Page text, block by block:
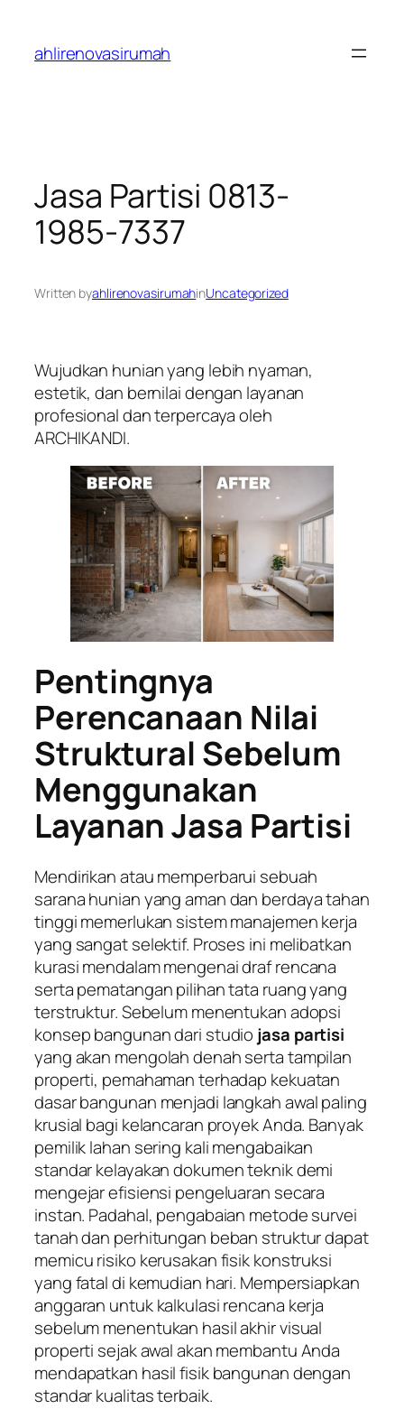
content
ahlirenovasirumah
Jasa Partisi 0813-
1985-7337
Written byahlirenovasirumahinUncategorized
Wujudkan hunian yang lebih nyaman,
estetik, dan bernilai dengan layanan
profesional dan terpercaya oleh
ARCHIKANDI.
Pentingnya
Perencanaan Nilai
Struktural Sebelum
Menggunakan
Layanan Jasa Partisi
Mendirikan atau memperbarui sebuah
sarana hunian yang aman dan berdaya tahan
tinggi memerlukan sistem manajemen kerja
yang sangat selektif. Proses ini melibatkan
kurasi mendalam mengenai draf rencana
serta pematangan pilihan tata ruang yang
terstruktur. Sebelum menentukan adopsi
konsep bangunan dari studio jasa partisi
yang akan mengolah denah serta tampilan
properti, pemahaman terhadap kekuatan
dasar bangunan menjadi langkah awal paling
krusial bagi kelancaran proyek Anda. Banyak
pemilik lahan sering kali mengabaikan
standar kelayakan dokumen teknik demi
mengejar efisiensi pengeluaran secara
instan. Padahal, pengabaian metode survei
tanah dan perhitungan beban struktur dapat
memicu risiko kerusakan fisik konstruksi
yang fatal di kemudian hari. Mempersiapkan
anggaran untuk kalkulasi rencana kerja
sebelum menentukan hasil akhir visual
properti sejak awal akan membantu Anda
mendapatkan hasil fisik bangunan dengan
standar kualitas terbaik.